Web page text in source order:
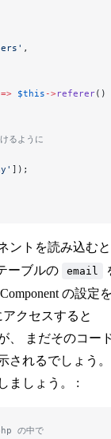
,
=> $this ->referer()
るように
]);
ントを読み込むと
ーブルの
email
の設定
クセスすると
、 まだそのコー
されるでしょう。
ましょう。 :
の中で